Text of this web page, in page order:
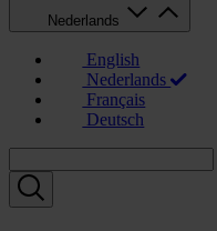
Nederlands
English
Nederlands
Français
Deutsch